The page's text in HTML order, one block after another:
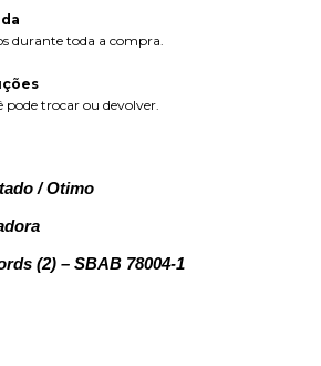
durante toda a compra.
pode trocar ou devolver.
/ Otimo
(2) – SBAB 78004-1